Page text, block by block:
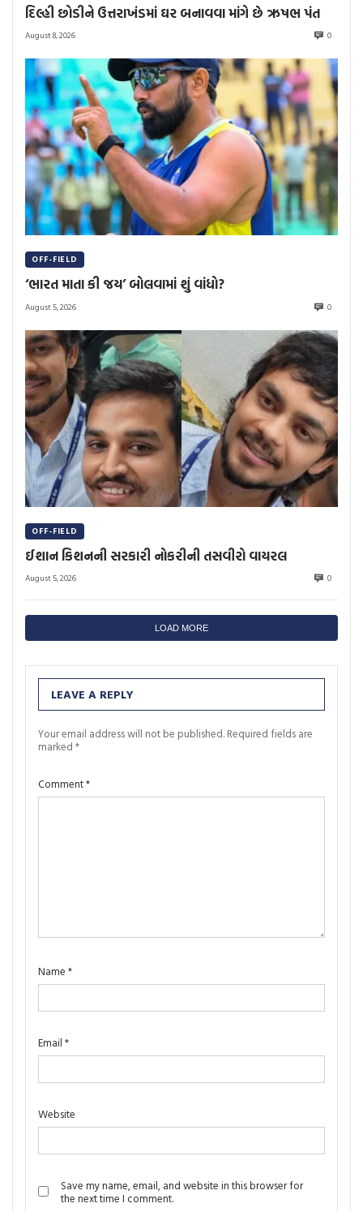
દિલ્હી છોડીને ઉત્તરાખંડમાં ઘર બનાવવા માંગે છે ઋષભ પંત
August 8, 2026 0
OFF-FIELD
‘ભારત માતા કી જય’ બોલવામાં શું વાંધો?
August 5, 2026 0
OFF-FIELD
ઈશાન કિશનની સરકારી નોકરીની તસવીરો વાયરલ
August 5, 2026 0
LOAD MORE
LEAVE A REPLY
Your email address will not be published. Required fields are
marked *
Comment*
Name *
Email *
Website
Save my name, email, and website in this browser for
the next time I comment.